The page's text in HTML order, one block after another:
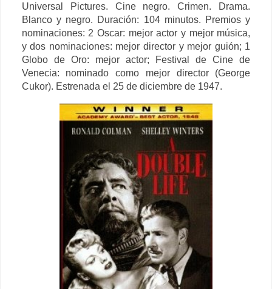
Universal Pictures. Cine negro. Crimen. Drama.
Blanco y negro. Duración: 104 minutos. Premios y
nominaciones: 2 Oscar: mejor actor y mejor música,
y dos nominaciones: mejor director y mejor guión; 1
Globo de Oro: mejor actor; Festival de Cine de
Venecia: nominado como mejor director (George
Cukor). Estrenada el 25 de diciembre de 1947.